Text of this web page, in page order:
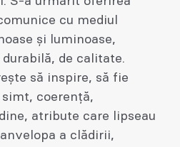
cu mediul
și luminoase,
de calitate.
să inspire, să fie
coerență,
atribute care lipseau
a clădirii,